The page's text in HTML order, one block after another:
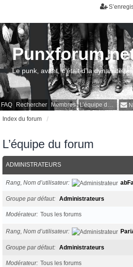
FAQ Rechercher Membres L’équipe du forum
Le punk, avant, c'était d'la dynamite !
Index du forum
L’équipe du forum
ADMINISTRATEURS
Rang, Nom d’utilisateur
Groupe par défaut Administrateurs
Modérateur Tous les forums
Rang, Nom d’utilisateur
Groupe par défaut Administrateurs
Modérateur Tous les forums